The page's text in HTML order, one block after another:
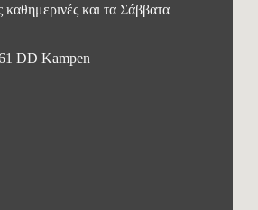
και τα Σάββατα
DD Kampen